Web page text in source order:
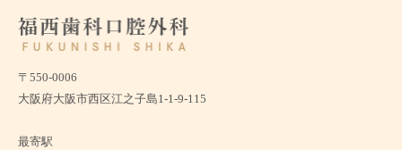
〒550-0006
大阪府大阪市西区江之子島1-1-9-115
最寄駅